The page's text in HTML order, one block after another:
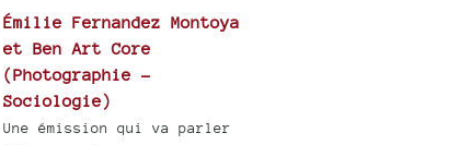
Émilie Fernandez Montoya
et Ben Art Core
(Photographie -
Sociologie)
Une émission qui va parler